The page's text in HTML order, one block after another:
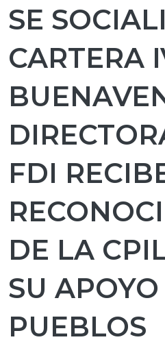
SE
CARTERA
FDI
DE LA
SU
PUEBLOS